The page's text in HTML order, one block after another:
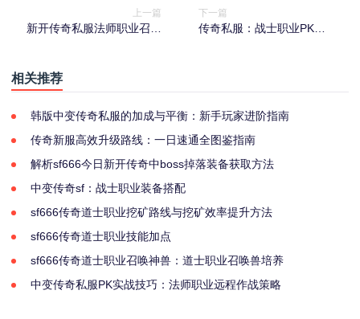
上一篇
新开传奇私服法师职业召唤
下一篇
传奇私服：战士职业PK核
相关推荐
韩版中变传奇私服的加成与平衡：新手玩家进阶指南
传奇新服高效升级路线：一日速通全图鉴指南
解析sf666今日新开传奇中boss掉落装备获取方法
中变传奇sf：战士职业装备搭配
sf666传奇道士职业挖矿路线与挖矿效率提升方法
sf666传奇道士职业技能加点
sf666传奇道士职业召唤神兽：道士职业召唤兽培养
中变传奇私服PK实战技巧：法师职业远程作战策略